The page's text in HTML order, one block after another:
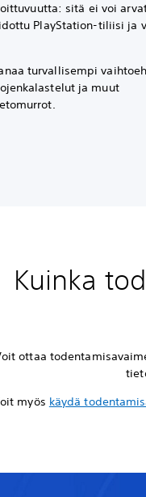
sitä ei voi
PlayStation-tiliisi ja
turvallisempi
ja muut
Kuinka
ottaa
myös käydä